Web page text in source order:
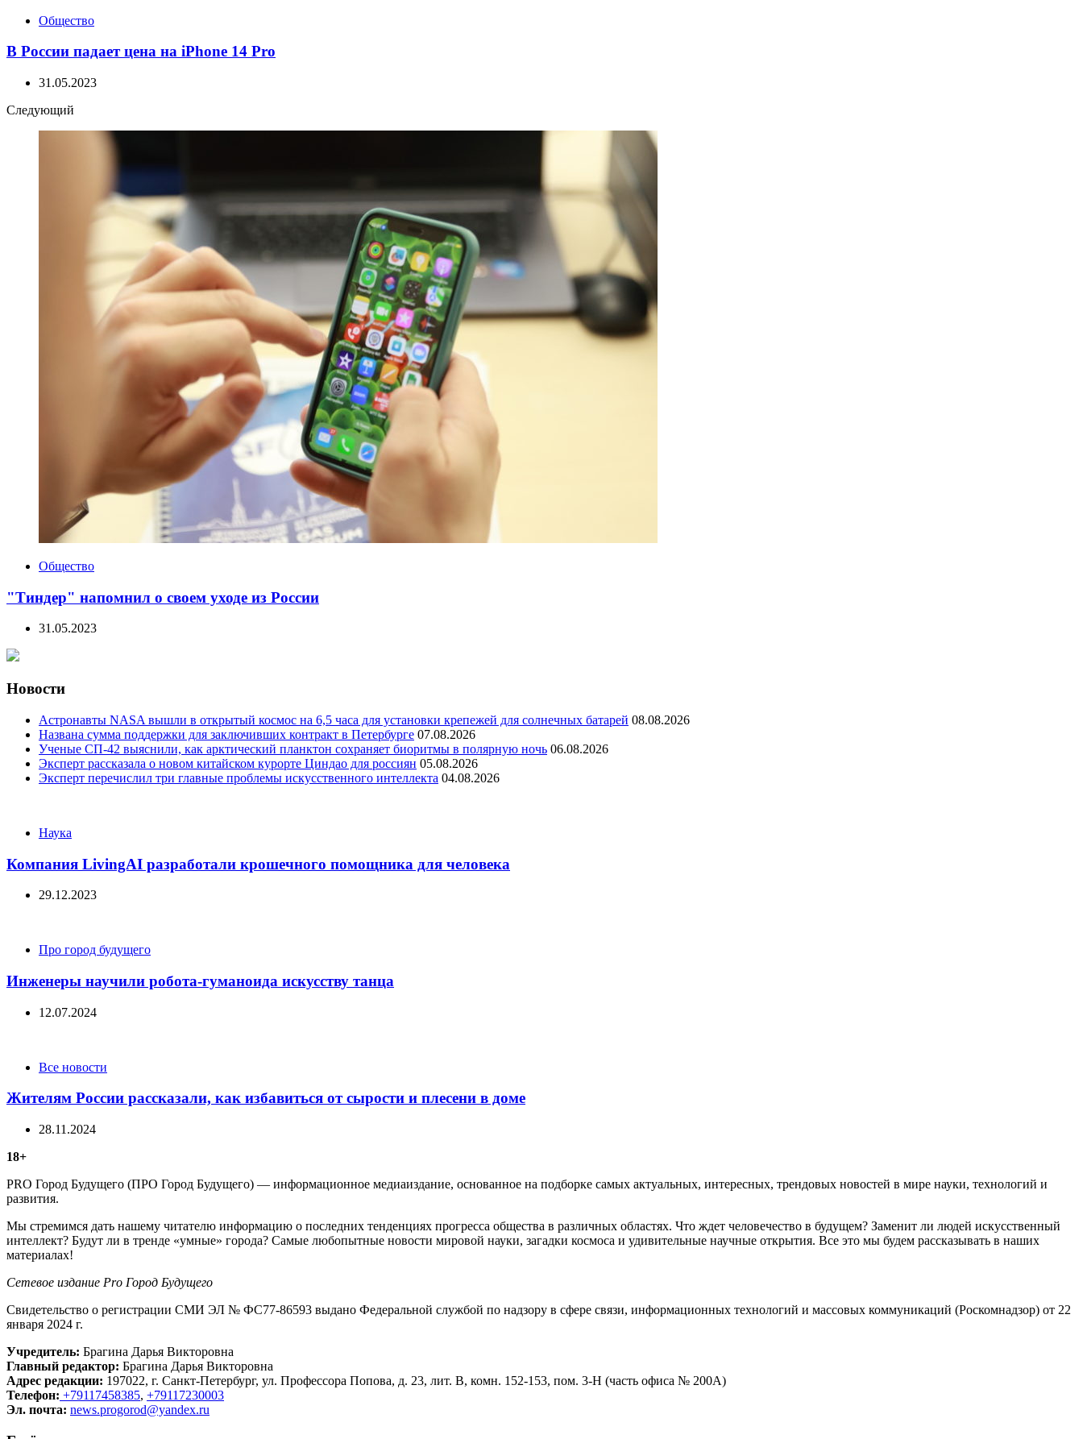
Общество
В России падает цена на iPhone 14 Pro
31.05.2023
Следующий
Общество
"Тиндер" напомнил о своем уходе из России
31.05.2023
Новости
Астронавты NASA вышли в открытый космос на 6,5 часа для установки крепежей для солнечных батарей 08.08.2026
Названа сумма поддержки для заключивших контракт в Петербурге 07.08.2026
Ученые СП-42 выяснили, как арктический планктон сохраняет биоритмы в полярную ночь 06.08.2026
Эксперт рассказала о новом китайском курорте Циндао для россиян 05.08.2026
Эксперт перечислил три главные проблемы искусственного интеллекта 04.08.2026
Categories
Наука
Компания LivingAI разработали крошечного помощника для человека
29.12.2023
CategoriesПро город будущего
Инженеры научили робота-гуманоида искусству танца
12.07.2024
CategoriesВсе новости
Жителям России рассказали, как избавиться от сырости и плесени в доме
28.11.2024
18+
PRO Город Будущего (ПРО Город Будущего) — информационное медиаиздание, основанное на подборке самых актуальных, интересных, трендовых новостей в мире науки, технологий и
развития.
Мы стремимся дать нашему читателю информацию о последних тенденциях прогресса общества в различных областях. Что ждет человечество в будущем? Заменит ли людей искусственный
интеллект? Будут ли в тренде «умные» города? Самые любопытные новости мировой науки, загадки космоса и удивительные научные открытия. Все это мы будем рассказывать в наших
материалах!
Сетевое издание Рrо Город Будущего
Свидетельство о регистрации СМИ ЭЛ № ФС77-86593 выдано Федеральной службой по надзору в сфере связи, информационных технологий и массовых коммуникаций (Роскомнадзор) от 22
января 2024 г.
Учредитель: Брагина Дарья Викторовна
Главный редактор: Брагина Дарья Викторовна
Адрес редакции: 197022, г. Санкт-Петербург, ул. Профессора Попова, д. 23, лит. В, комн. 152-153, пом. 3-Н (часть офиса № 200А)
Телефон: +79117458385, +79117230003
Эл. почта: news.progorod@yandex.ru